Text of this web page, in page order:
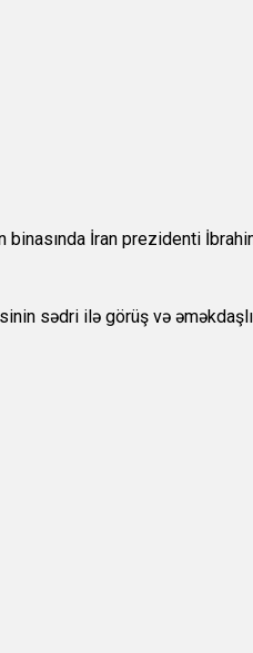
İran prezidenti
sədri ilə görüş və